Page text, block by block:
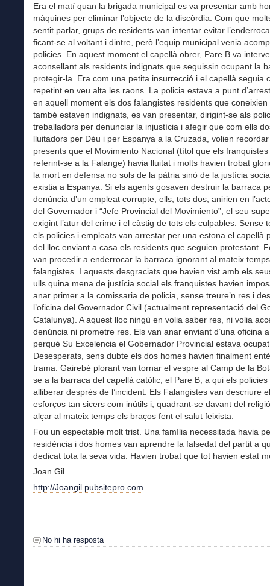
Era el matí quan la brigada municipal es va presentar amb
màquines per eliminar l’objecte de la discòrdia. Com que
sentit parlar, grups de residents van intentar evitar
ficant-se al voltant i dintre, però l’equip municipal venia
policies. En aquest moment el capellà obrer, Pare B va
aconsellant als residents indignats que seguissin ocupant la
protegir-la. Era com una petita insurrecció i el capellà seguia
repetint en veu alta les raons. La policia estava a punt
en aquell moment els dos falangistes residents que coneixien
també estaven indignats, es van presentar, dirigint-se als
treballadors per denunciar la injustícia i afegir que com ells
lluitadors per Déu i per Espanya a la Cruzada, volien
presents que el Movimiento Nacional (títol que els
referint-se a la Falange) havia lluitat i molts havien trobat
la mort en defensa no sols de la pàtria sinó de la justícia
existia a Espanya. Si els agents gosaven destruir la barraca
denúncia d’un empleat corrupte, ells, tots dos, anirien en
del Governador i “Jefe Provincial del Movimiento”, el seu
exigint l’atur del crime i el càstig de tots els culpables. Sense
els policies i empleats van arrestar per una estona el capellà
del lloc enviant a casa els residents que seguien protestant.
van procedir a enderrocar la barraca ignorant al mateix
falangistes. I aquests desgraciats que havien vist amb els
ulls quina mena de justícia social els franquistes havien
anar primer a la comissaria de policia, sense treure’n res i
l’oficina del Governador Civil (actualment representació del
Catalunya). A aquest lloc ningú en volia saber res, ni volia
denúncia ni prometre res. Els van anar enviant d’una oficina
perquè Su Excelencia el Gobernador Provincial estava
Desesperats, sens dubte els dos homes havien finalment
trama. Gairebé plorant van tornar el vespre al Camp de la
se a la barraca del capellà catòlic, el Pare B, a qui els policies
alliberar després de l’incident. Els Falangistes van descriure
esforços tan sicers com inútils i, quadrant-se davant del
alçar al mateix temps els braços fent el salut feixista.
Fou un espectable molt trist. Una família necessitada havia
residència i dos homes van aprendre la falsedat del partit a
dedicat tota la seva vida. Havien trobat que tot havien estat
Joan Gil
http://Joangil.pubsitepro.com
No hi ha resposta